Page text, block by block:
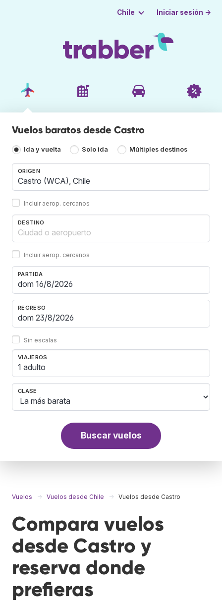
Chile Iniciar sesión →
Vuelos baratos desde Castro
Ida y vuelta Solo ida Múltiples destinos
ORIGEN
Incluir aerop. cercanos
DESTINO
Incluir aerop. cercanos
PARTIDA
REGRESO
Sin escalas
VIAJEROS
1 adulto
CLASE
Buscar vuelos
Vuelos Vuelos desde Chile Vuelos desde Castro
Compara vuelos
desde Castro y
reserva donde
prefieras